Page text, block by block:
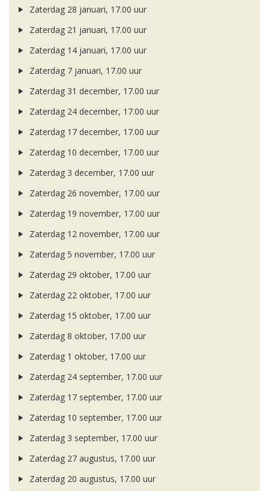
Zaterdag 28 januari, 17.00 uur
Zaterdag 21 januari, 17.00 uur
Zaterdag 14 januari, 17.00 uur
Zaterdag 7 januari, 17.00 uur
Zaterdag 31 december, 17.00 uur
Zaterdag 24 december, 17.00 uur
Zaterdag 17 december, 17.00 uur
Zaterdag 10 december, 17.00 uur
Zaterdag 3 december, 17.00 uur
Zaterdag 26 november, 17.00 uur
Zaterdag 19 november, 17.00 uur
Zaterdag 12 november, 17.00 uur
Zaterdag 5 november, 17.00 uur
Zaterdag 29 oktober, 17.00 uur
Zaterdag 22 oktober, 17.00 uur
Zaterdag 15 oktober, 17.00 uur
Zaterdag 8 oktober, 17.00 uur
Zaterdag 1 oktober, 17.00 uur
Zaterdag 24 september, 17.00 uur
Zaterdag 17 september, 17.00 uur
Zaterdag 10 september, 17.00 uur
Zaterdag 3 september, 17.00 uur
Zaterdag 27 augustus, 17.00 uur
Zaterdag 20 augustus, 17.00 uur